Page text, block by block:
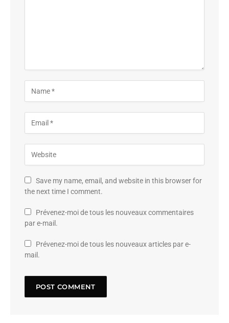
Save my name, email, and website in this browser for
the next time I comment.
Prévenez-moi de tous les nouveaux commentaires
par e-mail.
Prévenez-moi de tous les nouveaux articles par e-
mail.